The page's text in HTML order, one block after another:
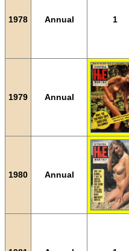
1978 Annual 1
1979 Annual
1980 Annual